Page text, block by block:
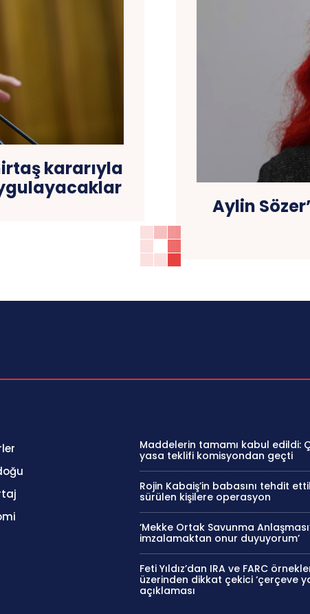
kararıyla
Aylin
Maddelerin tamamı kabul edildi:
yasa teklifi komisyondan geçti
Rojin Kabaiş’in babasını tehdit
sürülen kişilere operasyon
‘Mekke Ortak Savunma
imzalamaktan onur duyuyorum’
Feti Yıldız’dan IRA ve FARC
üzerinden dikkat çekici ‘çerçeve
açıklaması